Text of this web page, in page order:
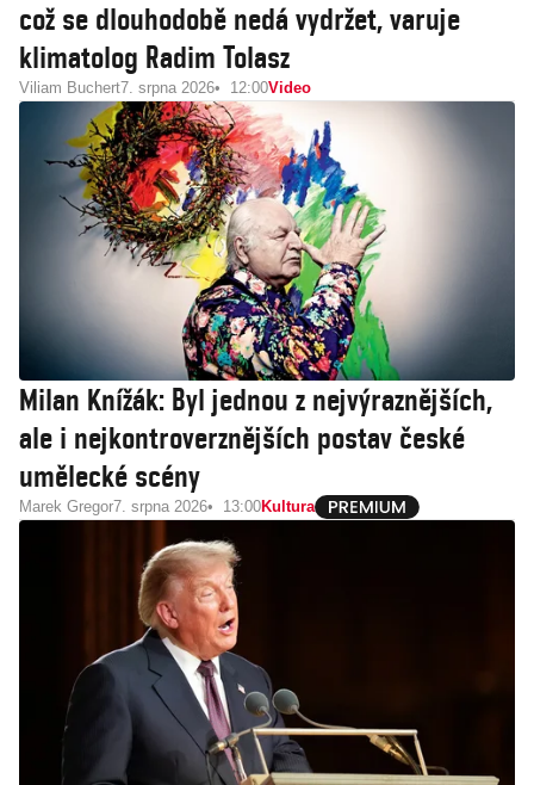
což se dlouhodobě nedá vydržet, varuje
klimatolog Radim Tolasz
Viliam Buchert7. srpna 2026 12:00Video
Milan Knížák: Byl jednou z nejvýraznějších,
ale i nejkontroverznějších postav české
umělecké scény
Marek Gregor7. srpna 2026 13:00Kultura